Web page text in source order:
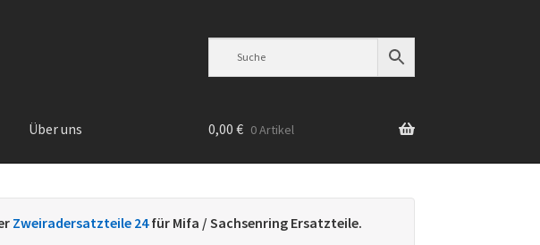
Über uns 0,00 € 0 Artikel
Zweiradersatzteile 24für Mifa / Sachsenring Ersatzteile.